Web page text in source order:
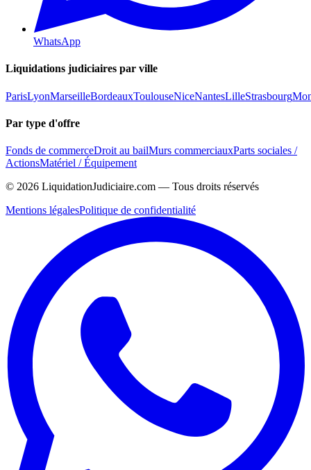
WhatsApp
Liquidations judiciaires par ville
ParisLyonMarseilleBordeauxToulouseNiceNantesLilleStrasbourg
Par type d'offre
Fonds de commerceDroit au bailMurs commerciauxParts sociales /
ActionsMatériel / Équipement
© 2026 LiquidationJudiciaire.com — Tous droits réservés
Mentions légalesPolitique de confidentialité